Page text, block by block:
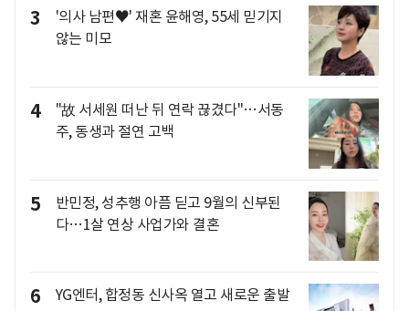
3
'의사 남편♥' 재혼 윤해영, 55세 믿기지
않는 미모
4
"故 서세원 떠난 뒤 연락 끊겼다"…서동
주, 동생과 절연 고백
5
반민정, 성추행 아픔 딛고 9월의 신부된
다…1살 연상 사업가와 결혼
6 YG엔터, 합정동 신사옥 열고 새로운 출발